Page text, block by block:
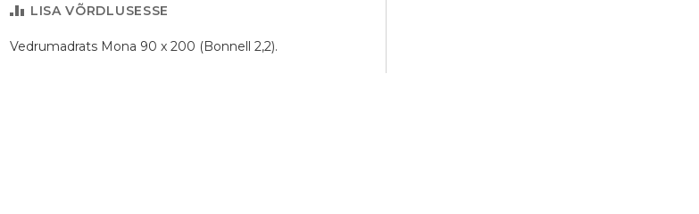
LISA VÕRDLUSESSE
Vedrumadrats Mona 90 x 200 (Bonnell 2,2).